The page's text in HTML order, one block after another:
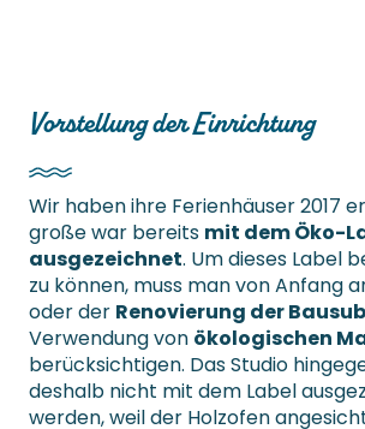
Vorstellung der Einrichtung
Wir haben ihre Ferienhäuser 2017
große war bereits mit dem Öko-
ausgezeichnet. Um dieses Label
zu können, muss man von Anfang
oder der Renovierung der
Verwendung von ökologischen
berücksichtigen. Das Studio
deshalb nicht mit dem Label
werden, weil der Holzofen